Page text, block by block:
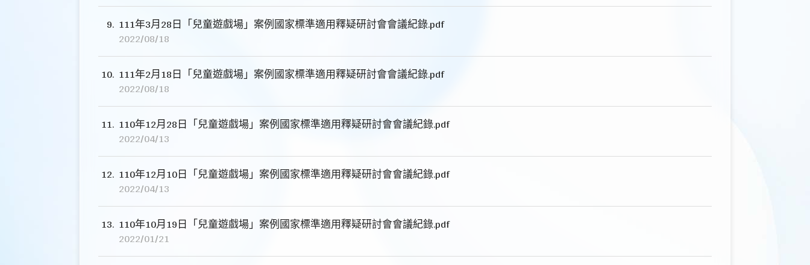
9 111年3月28日「兒童遊戲場」案例國家標準適用釋疑研討會會議紀錄.pdf
2022/08/18
10 111年2月18日「兒童遊戲場」案例國家標準適用釋疑研討會會議紀錄.pdf
2022/08/18
11 110年12月28日「兒童遊戲場」案例國家標準適用釋疑研討會會議紀錄.pdf
2022/04/13
12 110年12月10日「兒童遊戲場」案例國家標準適用釋疑研討會會議紀錄.pdf
2022/04/13
13 110年10月19日「兒童遊戲場」案例國家標準適用釋疑研討會會議紀錄.pdf
2022/01/21